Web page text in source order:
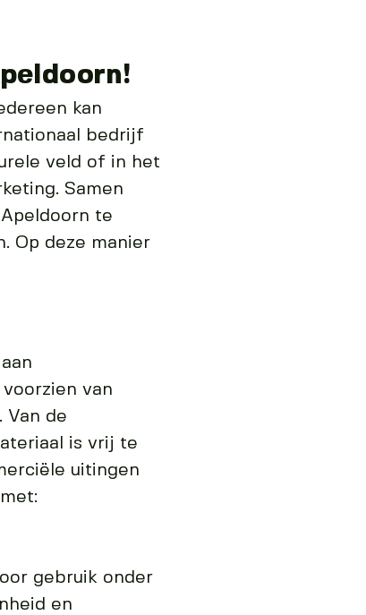
kan
bedrijf
veld of in het
Samen
te
Op deze manier
van
Van de
is vrij te
uitingen
gebruik onder
en